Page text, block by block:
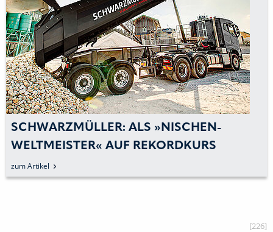
SCHWARZMÜLLER: ALS »NISCHEN-
WELTMEISTER« AUF REKORDKURS
zum Artikel
[226]